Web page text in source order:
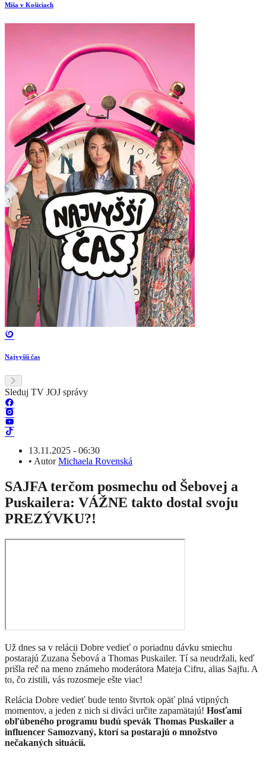
Miša v Košiciach
Najvyšší čas
Sleduj TV JOJ správy
13.11.2025 - 06:30
• AutorMichaela Rovenská
SAJFA terčom posmechu od Šebovej a
Puskailera: VÁŽNE takto dostal svoju
PREZÝVKU?!
Už dnes sa v relácii Dobre vedieť o poriadnu dávku smiechu
postarajú Zuzana Šebová a Thomas Puskailer. Tí sa neudržali, keď
prišla reč na meno známeho moderátora Mateja Cifru, alias Sajfu. A
to, čo zistili, vás rozosmeje ešte viac!
Relácia Dobre vedieť bude tento štvrtok opäť plná vtipných
momentov, a jeden z nich si diváci určite zapamätajú! Hosťami
obľúbeného programu budú spevák Thomas Puskailer a
influencer Samozvaný, ktorí sa postarajú o množstvo
nečakaných situácií.